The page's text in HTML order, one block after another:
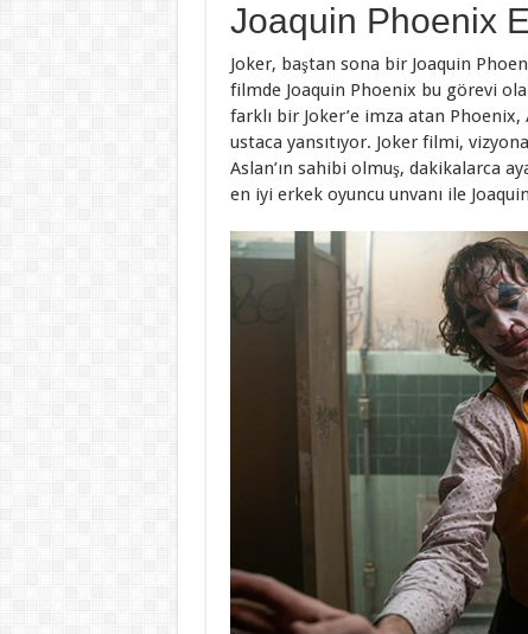
Joaquin Phoenix
Joker, baştan sona bir Joaquin
filmde Joaquin Phoenix bu görevi
farklı bir Joker’e imza atan
ustaca yansıtıyor. Joker filmi,
Aslan’ın sahibi olmuş, dakikalarca
en iyi erkek oyuncu unvanı ile